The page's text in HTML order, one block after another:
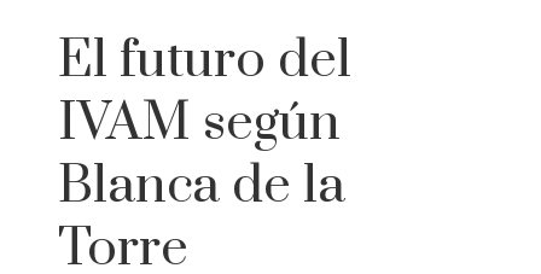
El futuro del
IVAM según
Blanca de la
Torre